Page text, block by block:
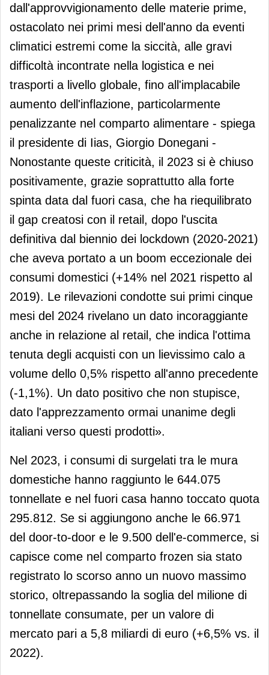
dall'approvvigionamento delle materie prime,
ostacolato nei primi mesi dell'anno da eventi
climatici estremi come la siccità, alle gravi
difficoltà incontrate nella logistica e nei
trasporti a livello globale, fino all'implacabile
aumento dell'inflazione, particolarmente
penalizzante nel comparto alimentare - spiega
il presidente di Iias, Giorgio Donegani -
Nonostante queste criticità, il 2023 si è chiuso
positivamente, grazie soprattutto alla forte
spinta data dal fuori casa, che ha riequilibrato
il gap creatosi con il retail, dopo l'uscita
definitiva dal biennio dei lockdown (2020-2021)
che aveva portato a un boom eccezionale dei
consumi domestici (+14% nel 2021 rispetto al
2019). Le rilevazioni condotte sui primi cinque
mesi del 2024 rivelano un dato incoraggiante
anche in relazione al retail, che indica l'ottima
tenuta degli acquisti con un lievissimo calo a
volume dello 0,5% rispetto all'anno precedente
(-1,1%). Un dato positivo che non stupisce,
dato l'apprezzamento ormai unanime degli
italiani verso questi prodotti».
Nel 2023, i consumi di surgelati tra le mura
domestiche hanno raggiunto le 644.075
tonnellate e nel fuori casa hanno toccato quota
295.812. Se si aggiungono anche le 66.971
del door-to-door e le 9.500 dell'e-commerce, si
capisce come nel comparto frozen sia stato
registrato lo scorso anno un nuovo massimo
storico, oltrepassando la soglia del milione di
tonnellate consumate, per un valore di
mercato pari a 5,8 miliardi di euro (+6,5% vs. il
2022).